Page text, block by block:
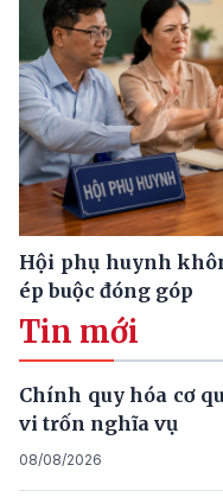
Hội phụ huynh
ép buộc đóng góp
Tin mới
Chính quy hóa cơ
vi trốn nghĩa vụ
08/08/2026